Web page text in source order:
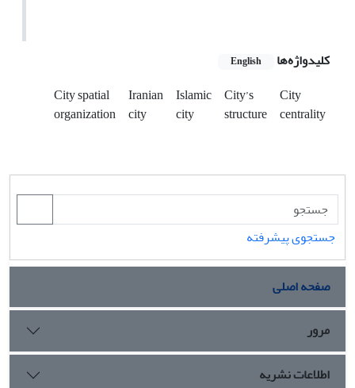
کلیدواژه‌ها English
City spatial
organization
Iranian
city
Islamic
city
City’s
structure
City
centrality
جستجوی پیشرفته
صفحه اصلی
مرور
اطلاعات نشریه